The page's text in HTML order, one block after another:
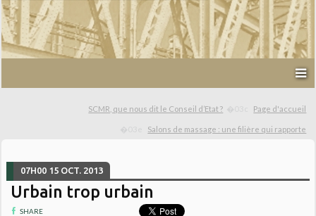
SCMR, que nous dit le Conseil d’Etat ? Page d'accueil
Salons de massage : une filière qui rapporte
07H00 15 OCT. 2013
Urbain trop urbain
SHARE